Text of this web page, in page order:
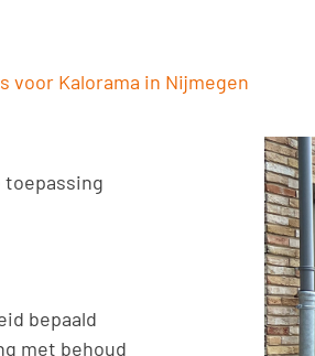
voor Kalorama in Nijmegen
bepaald
met behoud